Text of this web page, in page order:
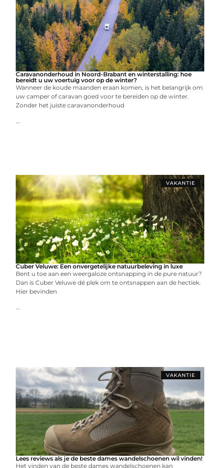
Caravanonderhoud in Noord-Brabant en winterstalling: hoe
bereidt u uw voertuig voor op de winter?
Wanneer de koude maanden eraan komen, is het belangrijk om
uw camper of caravan goed voor te bereiden op de winter.
Zonder het juiste caravanonderhoud
...
VAKANTIE
Cuber Veluwe: Een onvergetelijke natuurbeleving in luxe
Bent u toe aan een weergaloze ontsnapping in de pure natuur?
Dan is Cuber Veluwe dé plek om te ontsnappen aan de hectiek.
Hier bevinden
...
VAKANTIE
Lees reviews als je de beste dames wandelschoenen wil vinden!
Het vinden van de beste dames wandelschoenen kan